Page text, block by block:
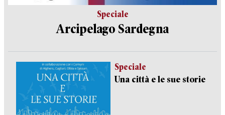
Speciale
Arcipelago Sardegna
Speciale
Una città e le sue storie